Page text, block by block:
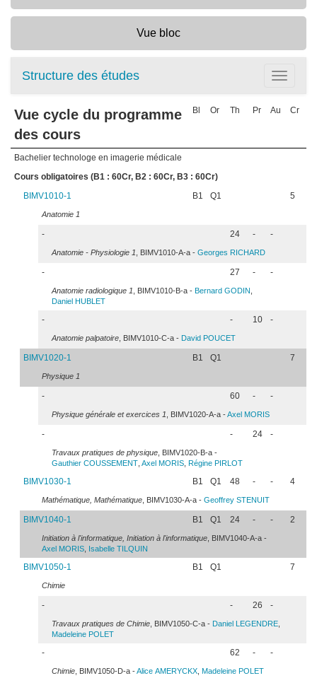
Vue bloc
Toggle
Structure des études
Vue cycle du programme
des cours
Bl Or Th Pr Au Cr
Bachelier technologe en imagerie médicale
Cours obligatoires (B1 : 60Cr, B2 : 60Cr, B3 : 60Cr)
BIMV1010-1
B1 Q1 5
Anatomie 1
- 24 - -
Anatomie - Physiologie 1 , BIMV1010-A-a - Georges RICHARD
- 27 - -
Anatomie radiologique 1 , BIMV1010-B-a - Bernard GODIN
Daniel HUBLET
- - 10 -
Anatomie palpatoire , BIMV1010-C-a - David POUCET
BIMV1020-1 B1 Q1 7
Physique 1
- 60 - -
Physique générale et exercices 1 , BIMV1020-A-a -Axel MORIS
- - 24 -
Travaux pratiques de physique , BIMV1020-B-a -
Gauthier COUSSEMENT Axel MORIS Régine PIRLOT
BIMV1030-1 B1 Q1 48 - - 4
Mathématique, Mathématique , BIMV1030-A-a - Geoffrey STENUIT
BIMV1040-1 B1 Q1 24 - - 2
Initiation à l'informatique, Initiation à l'informatique , BIMV1040-A-a -
Axel MORIS Isabelle TILQUIN
BIMV1050-1 B1 Q1 7
Chimie
- - 26 -
Travaux pratiques de Chimie , BIMV1050-C-a - Daniel LEGENDRE
Madeleine POLET
- 62 - -
Chimie , BIMV1050-D-a -Alice AMERYCKX Madeleine POLET